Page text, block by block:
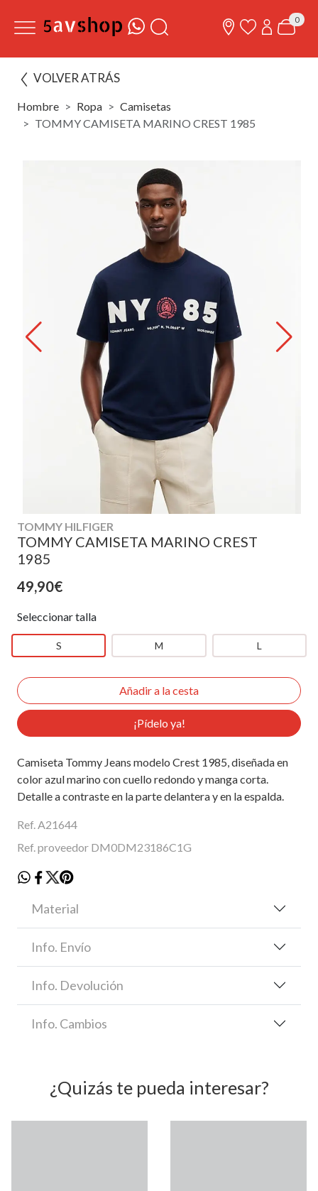
0
VOLVER ATRÁS
Hombre Ropa
Camisetas
TOMMY CAMISETA MARINO CREST 1985
TOMMY HILFIGER
TOMMY CAMISETA MARINO CREST
1985
49,90€
Seleccionar talla
S M L
¡Pídelo ya!
Camiseta Tommy Jeans modelo Crest 1985, diseñada en
color azul marino con cuello redondo y manga corta.
Detalle a contraste en la parte delantera y en la espalda.
Ref. A21644
Ref. proveedor DM0DM23186C1G
Material
Info. Envío
Info. Devolución
Info. Cambios
¿Quizás te pueda interesar?